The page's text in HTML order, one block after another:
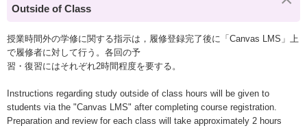
Outside of Class
授業時間外の学修に関する指示は，履修登録完了後に「Canvas LMS」上
で履修者に対して行う。各回の予
習・復習にはそれぞれ2時間程度を要する。
Instructions regarding study outside of class hours will be given to
students via the "Canvas LMS" after completing course registration.
Preparation and review for each class will take approximately 2 hours